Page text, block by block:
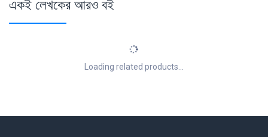
একই লেখকের আরও বই
Loading related products...